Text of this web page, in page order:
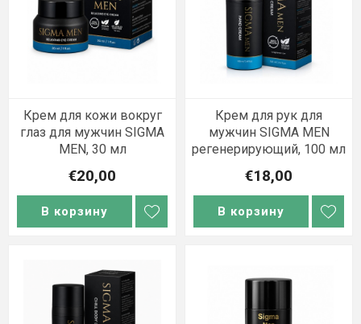
Крем для кожи вокруг
глаз для мужчин SIGMA
MEN, 30 мл
€20,00
В корзину
Крем для рук для
мужчин SIGMA MEN
регенерирующий, 100 мл
€18,00
В корзину